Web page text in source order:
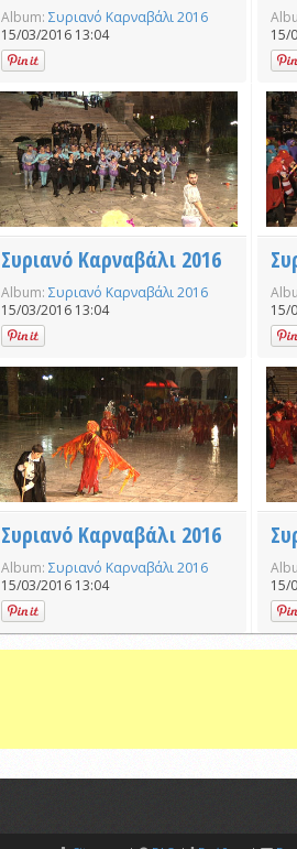
Album: Συριανό Καρναβάλι 2016
15/03/2016 13:04
15/
Συριανό Καρναβάλι 2016
Album: Συριανό Καρναβάλι 2016
15/03/2016 13:04
15/
Συριανό Καρναβάλι 2016
Album: Συριανό Καρναβάλι 2016
15/03/2016 13:04
15/